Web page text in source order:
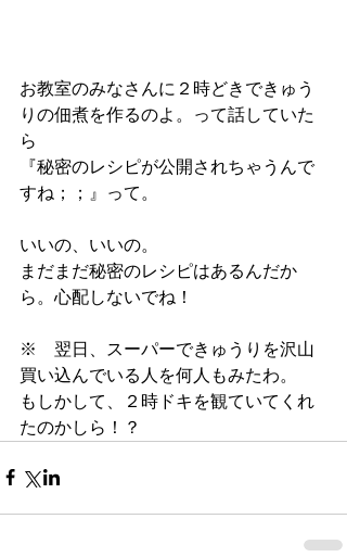
お教室のみなさんに２時どきできゅう
りの佃煮を作るのよ。って話していた
ら
『秘密のレシピが公開されちゃうんで
すね；；』って。
いいの、いいの。
まだまだ秘密のレシピはあるんだか
ら。心配しないでね！
※　翌日、スーパーできゅうりを沢山
買い込んでいる人を何人もみたわ。
もしかして、２時ドキを観ていてくれ
たのかしら！？